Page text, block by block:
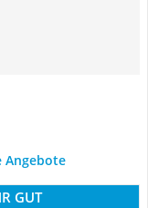
Angebote
GUT